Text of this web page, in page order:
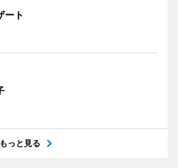
ート
もっと見る